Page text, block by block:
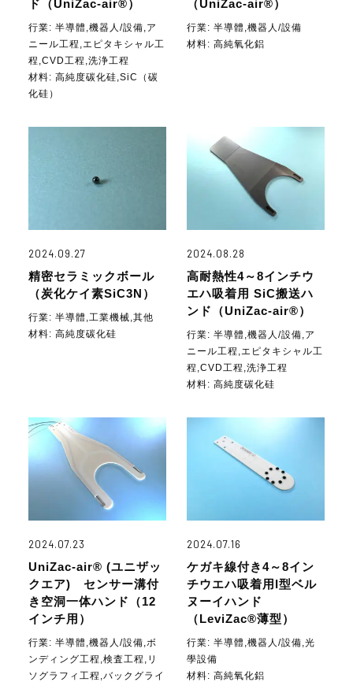
ド（UniZac-air®）
行業: 半導體,機器人/設備,ア
ニール工程,エピタキシャル工
程,CVD工程,洗浄工程
材料: 高純度碳化硅,SiC（碳
化硅）
（UniZac-air®）
行業:半導體,機器人/設備
材料:高純氧化鋁
2024.09.27
精密セラミックボール
（炭化ケイ素SiC3N）
行業: 半導體,工業機械,其他
材料: 高純度碳化硅
2024.08.28
高耐熱性4～8インチウ
エハ吸着用 SiC搬送ハ
ンド（UniZac-air®）
行業:半導體,機器人/設備,ア
ニール工程,エピタキシャル工
程,CVD工程,洗浄工程
材料:高純度碳化硅
2024.07.23
UniZac-air® (ユニザッ
クエア) センサー溝付
き空洞一体ハンド（12
インチ用）
行業: 半導體,機器人/設備,ボ
ンディング工程,検査工程,リ
ソグラフィ工程,バックグライ
2024.07.16
ケガキ線付き4～8イン
チウエハ吸着用I型ベル
ヌーイハンド
（LeviZac®薄型）
行業:半導體,機器人/設備,光
學設備
材料:高純氧化鋁